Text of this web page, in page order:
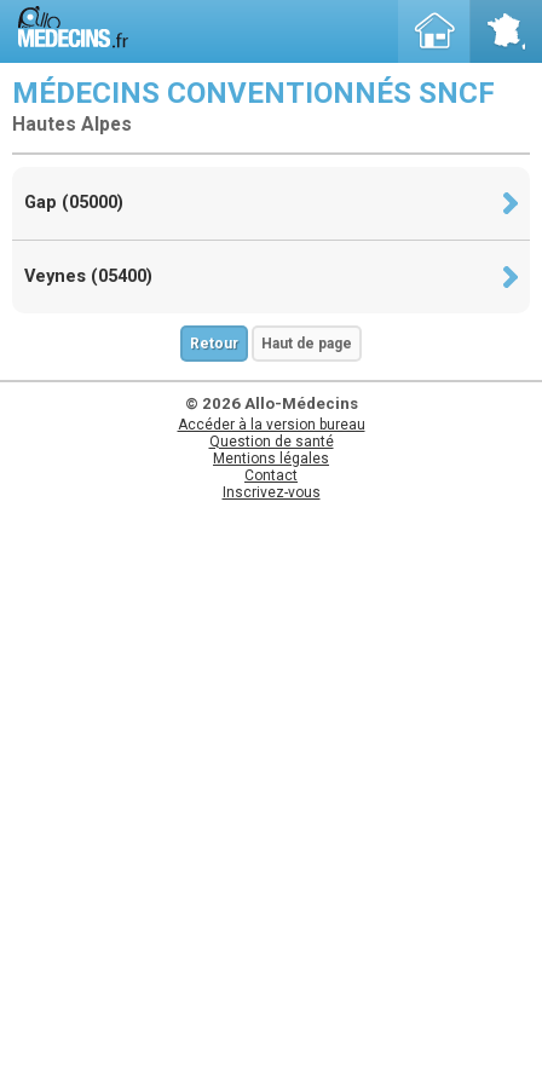
MÉDECINS CONVENTIONNÉS SNCF
Hautes Alpes
Gap (05000)
Veynes (05400)
Retour Haut de page
© 2026 Allo-Médecins
Accéder à la version bureau
Question de santé
Mentions légales
Contact
Inscrivez-vous